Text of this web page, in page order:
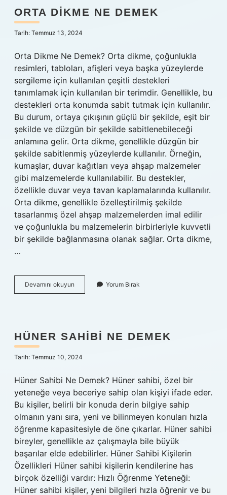
ORTA DIKME NE DEMEK
Tarih: Temmuz 13, 2024
Orta Dikme Ne Demek? Orta dikme, çoğunlukla
resimleri, tabloları, afişleri veya başka yüzeylerde
sergileme için kullanılan çeşitli destekleri
tanımlamak için kullanılan bir terimdir. Genellikle, bu
destekleri orta konumda sabit tutmak için kullanılır.
Bu durum, ortaya çıkışının güçlü bir şekilde, eşit bir
şekilde ve düzgün bir şekilde sabitlenebileceği
anlamına gelir. Orta dikme, genellikle düzgün bir
şekilde sabitlenmiş yüzeylerde kullanılır. Örneğin,
kumaşlar, duvar kağıtları veya ahşap malzemeler
gibi malzemelerde kullanılabilir. Bu destekler,
özellikle duvar veya tavan kaplamalarında kullanılır.
Orta dikme, genellikle özelleştirilmiş şekilde
tasarlanmış özel ahşap malzemelerden imal edilir
ve çoğunlukla bu malzemelerin birbirleriyle kuvvetli
bir şekilde bağlanmasına olanak sağlar. Orta dikme,
…
Devamını okuyun
dikme
Yorum Bırak
HÜNER SAHIBI NE DEMEK
Tarih: Temmuz 10, 2024
Hüner Sahibi Ne Demek? Hüner sahibi, özel bir
yeteneğe veya beceriye sahip olan kişiyi ifade eder.
Bu kişiler, belirli bir konuda derin bilgiye sahip
olmanın yanı sıra, yeni ve bilinmeyen konuları hızla
öğrenme kapasitesiyle de öne çıkarlar. Hüner sahibi
bireyler, genellikle az çalışmayla bile büyük
başarılar elde edebilirler. Hüner Sahibi Kişilerin
Özellikleri Hüner sahibi kişilerin kendilerine has
birçok özelliği vardır: Hızlı Öğrenme Yeteneği:
Hüner sahibi kişiler, yeni bilgileri hızla öğrenir ve bu